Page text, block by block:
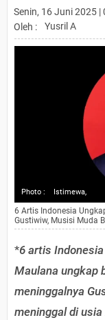
Senin, 16 Juni 2025 |
Oleh :
Yusril A
Photo : Istimewa,
6 Artis Indonesia
Gustiwiw, Musisi Muda
*6 artis
Maulana ungkap
meninggalnya
meninggal di usia